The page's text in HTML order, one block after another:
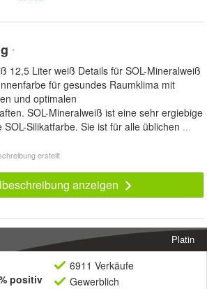
*
12,5 Liter weiß Details für SOL-Mineralweiß
für gesundes Raumklima mit
und optimalen
SOL-Mineralweiß ist eine sehr ergiebige
Silikatfarbe. Sie ist für alle üblichen ...
erstellt
anzeigen
Platin
positiv
6911 Verkäufe
Gewerblich